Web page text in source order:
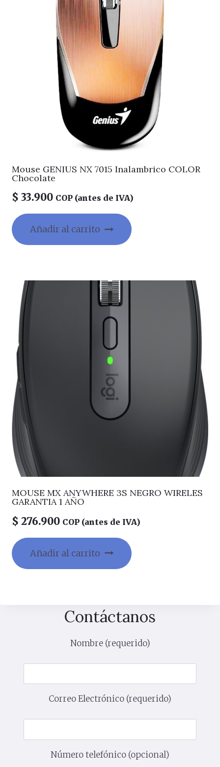
Mouse GENIUS NX 7015 Inalambrico COLOR
Chocolate
$ 33.900 COP (antes de IVA)
Añadir al carrito
MOUSE MX ANYWHERE 3S NEGRO WIRELES
GARANTIA 1 AÑO
$ 276.900 COP (antes de IVA)
Añadir al carrito
Contáctanos
Nombre (requerido)
Correo Electrónico (requerido)
Número telefónico (opcional)